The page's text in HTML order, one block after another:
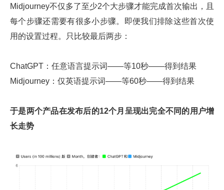
Midjourney不仅多了至少2个大步骤才能完成首次输出，且
每个步骤还需要有很多小步骤。即便我们排除这些首次使
用的设置过程。只比较最后两步：
ChatGPT：任意语言提示词——等10秒——得到结果
Midjourney：仅英语提示词——等60秒——得到结果
于是两个产品在发布后的12个月呈现出完全不同的用户增
长走势